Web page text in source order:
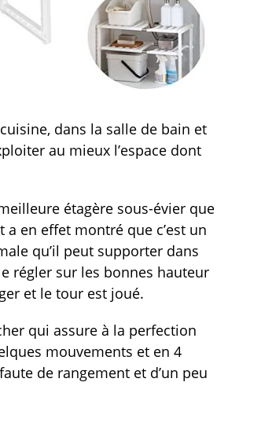
dans la salle de bain et
au mieux l’espace dont
étagère sous-évier que
en effet montré que c’est un
qu’il peut supporter dans
régler sur les bonnes hauteur
et le tour est joué.
qui assure à la perfection
mouvements et en 4
de rangement et d’un peu